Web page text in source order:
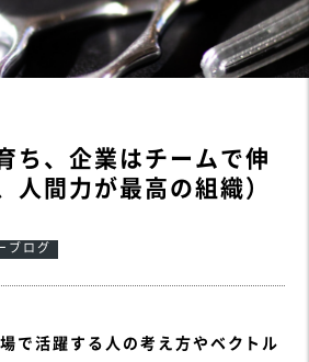
ち、企業はチームで伸
間力が最高の組織）
ブログ
で活躍する人の考え方やベクトル